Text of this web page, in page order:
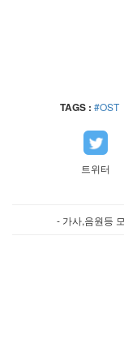
TAGS : #OST
트위터
- 가사,음원등